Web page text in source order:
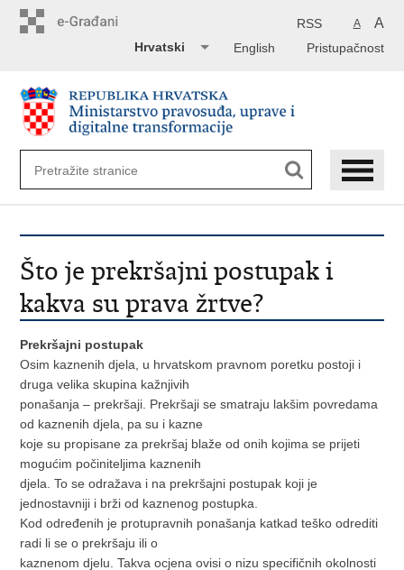
A A
RSS
Pristupačnost
English
Hrvatski
Što je prekršajni postupak i
kakva su prava žrtve?
Prekršajni postupak
Osim kaznenih djela, u hrvatskom pravnom poretku postoji i
druga velika skupina kažnjivih
ponašanja – prekršaji. Prekršaji se smatraju lakšim povredama
od kaznenih djela, pa su i kazne
koje su propisane za prekršaj blaže od onih kojima se prijeti
mogućim počiniteljima kaznenih
djela. To se odražava i na prekršajni postupak koji je
jednostavniji i brži od kaznenog postupka.
Kod određenih je protupravnih ponašanja katkad teško odrediti
radi li se o prekršaju ili o
kaznenom djelu. Takva ocjena ovisi o nizu specifičnih okolnosti